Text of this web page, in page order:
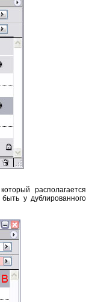
располагается
у дублированного